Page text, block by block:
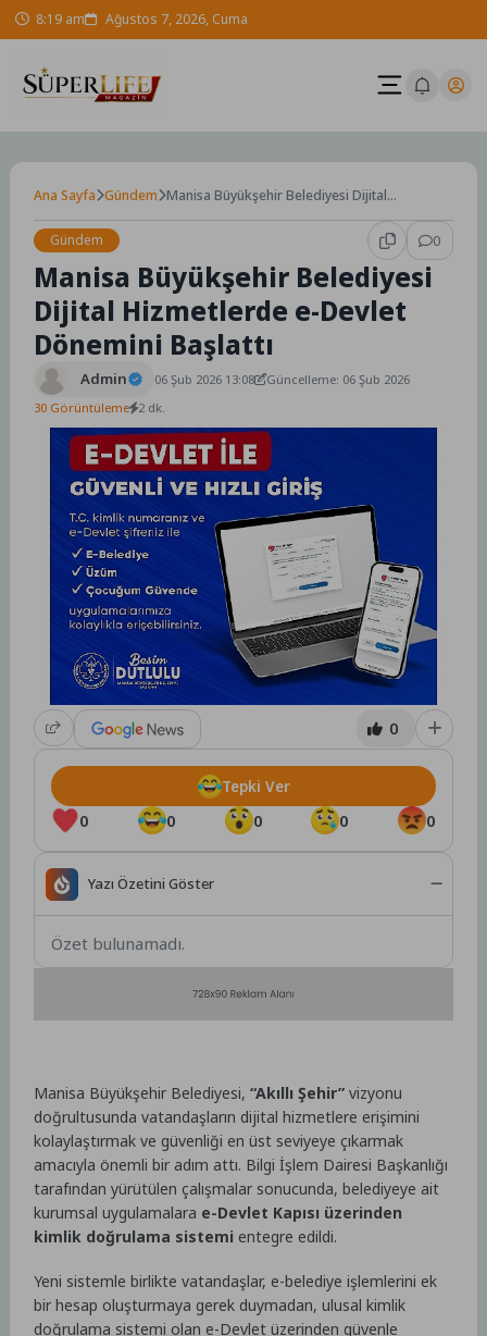
Skip 8:19 am Ağustos 7, 2026, Cuma
Ana Sayfa Gündem Manisa Büyükşehir Belediyesi Dijital
Gündem
0
Manisa Büyükşehir Belediyesi
Dijital Hizmetlerde e-Devlet
Dönemini Başlattı
Admin 06 Şub 2026 13:08
Güncelleme: 06 Şub 2026
30 Görüntüleme 2 dk.
0
0 0 0 0 0
Tepki Ver
Yazı Özetini Göster
Özet bulunamadı.
Manisa Büyükşehir Belediyesi,“Akıllı Şehir” vizyonu
doğrultusunda vatandaşların dijital hizmetlere erişimini
kolaylaştırmak ve güvenliği en üst seviyeye çıkarmak
amacıyla önemli bir adım attı. Bilgi İşlem Dairesi Başkanlığı
tarafından yürütülen çalışmalar sonucunda, belediyeye ait
kurumsal uygulamalara e-Devlet Kapısı üzerinden
kimlik doğrulama sistemi entegre edildi.
Yeni sistemle birlikte vatandaşlar, e-belediye işlemlerini ek
bir hesap oluşturmaya gerek duymadan, ulusal kimlik
doğrulama sistemi olan e-Devlet üzerinden güvenle